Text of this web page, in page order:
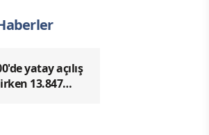
yatay açılış
13.847